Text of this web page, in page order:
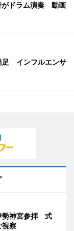
がドラム演奏 動画
足 インフルエンサ
勢神宮参拝 式
視察